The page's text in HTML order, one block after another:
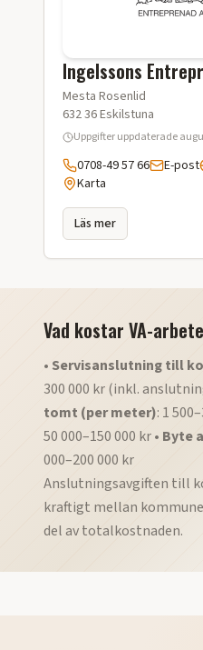
Ingelssons
Mesta Rosenlid
632 36Eskilstuna
Uppgifter uppdaterade
0708-49 57 66 E-post
Karta
Läs mer
Vad kostar VA-
• Servisanslutning till
300 000 kr (inkl.
tomt (per meter): 1
50 000–150 000 kr • Byte
000–200 000 kr
Anslutningsavgiften till
kraftigt mellan
del av totalkostnaden.